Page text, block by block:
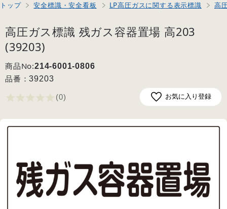
トップ 安全標識・安全看板 LP高圧ガスに関する表示標識 高
高圧ガス標識 残ガス容器置場 高203
(39203)
商品No:214-6001-0806
品番：39203
(0) お気に入り登録